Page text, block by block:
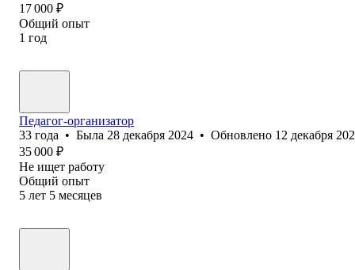
17 000 ₽
Общий опыт
1 год
Педагог-организатор
33 года • Была 28 декабря 2024 • Обновлено 12 декабря
35 000 ₽
Не ищет работу
Общий опыт
5 лет 5 месяцев